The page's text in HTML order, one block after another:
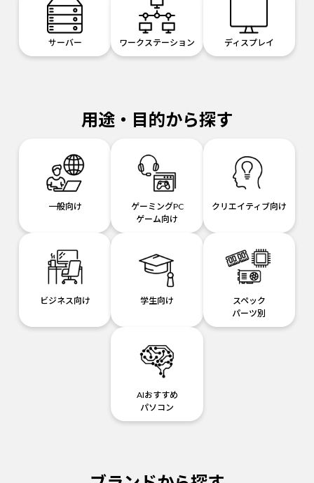
サーバー ワークステーション ディスプレイ
用途・目的から探す
一般向け
ゲーミングPC
ゲーム向け
クリエイティブ向け
ビジネス向け 学生向け
スペック
パーツ別
AIおすすめ
パソコン